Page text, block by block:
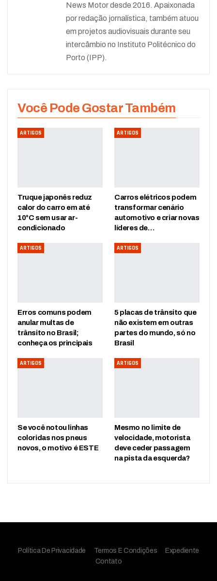
News Motor desde 2016. Apaixonada
por redação jornalística, também atuou
em projetos audiovisuais durante seu
intercâmbio no Instituto Politécnico do
Porto (IPP).
Você Pode Gostar Também
ARTIGOS
Truque japonês reduz
calor do carro em até
10°C sem usar ar-
condicionado
ARTIGOS
Carros elétricos podem
transformar cenário
automotivo e criar novas
líderes de…
ARTIGOS
Erros comuns podem
anular multas de
trânsito no Brasil;
conheça os principais
ARTIGOS
5 placas de trânsito que
não existem em outras
partes do mundo, só no
Brasil
ARTIGOS
Se você notou linhas
coloridas nos pneus
novos, o motivo é ESTE
ARTIGOS
Mesmo no limite de
velocidade, motorista
deve ceder passagem
na pista da esquerda?
Política De Privacidade Termos E Condições
Expediente
Contato